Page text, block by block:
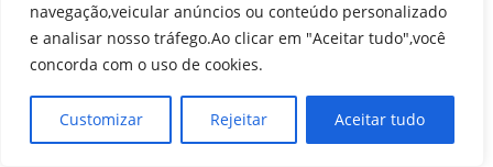
navegação,veicular anúncios ou conteúdo personalizado
e analisar nosso tráfego.Ao clicar em "Aceitar tudo",você
concorda com o uso de cookies.
Customizar Rejeitar Aceitar tudo